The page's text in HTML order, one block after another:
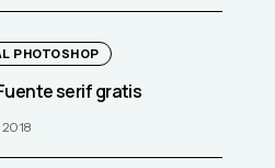
PHOTOSHOP
serif gratis
2018